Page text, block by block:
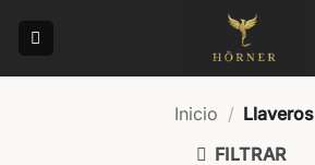
Inicio / Llaveros
FILTRAR